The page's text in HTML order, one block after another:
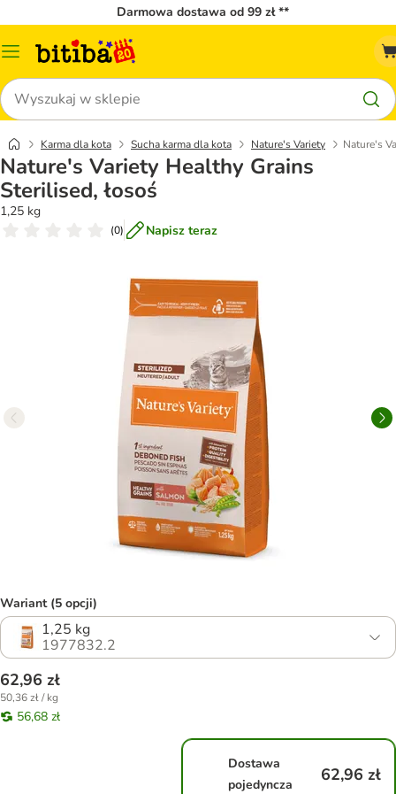
Darmowa dostawa od 99 zł **
Menu
Szukaj
Karma dla kota Sucha karma dla kota Nature's Variety Nature's
Nature's Variety Healthy Grains
Sterilised, łosoś
1,25 kg
(0) Napisz teraz
Wariant (5 opcji)
1,25 kg
1977832.2
62,96 zł
50,36 zł / kg
56,68 zł
Dostawa
pojedyncza
62,96 zł